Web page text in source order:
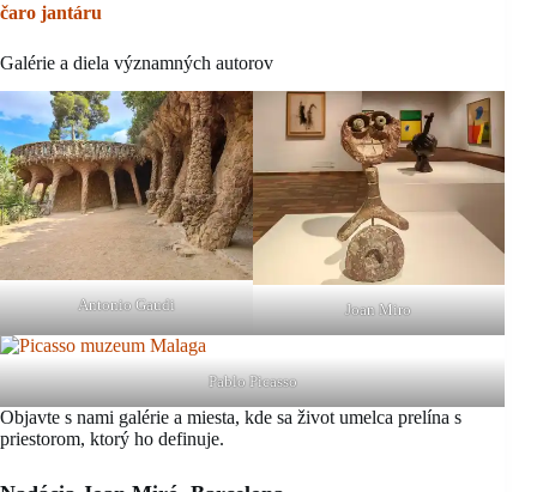
čaro jantáru
Galérie a diela významných autorov
Antonio Gaudi Joan Miro
Pablo Picasso
Objavte s nami galérie a miesta, kde sa život umelca prelína s
priestorom, ktorý ho definuje.